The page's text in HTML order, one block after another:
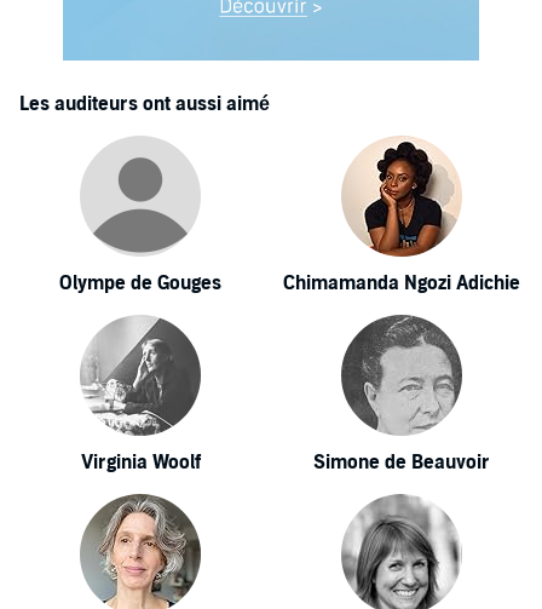
Les auditeurs ont aussi aimé
Olympe de Gouges Chimamanda Ngozi Adichie
Virginia Woolf Simone de Beauvoir